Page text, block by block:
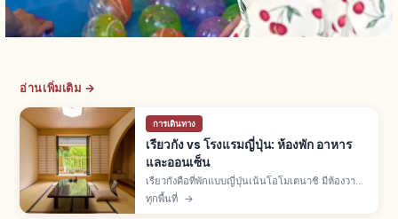
อ่านเพิ่มเติม →
การเดินทาง
เรียวกัง vs โรงแรมญี่ปุ่น: ห้องพัก อาหาร
และออนเซ็น
เรียวกังคือที่พักแบบญี่ปุ่นเน้นโอโมเตนาชิ มีห้องวา
ชิตสึทาทามิ ออนเซ็น ยูกาตะ และอาหารไคเซกิ ส่วน
โรงแรมมีหลายแบบทั้งธุรกิจ-ซิตี้-รีสอร์ท อิสระ
ทุกพื้นที่ →